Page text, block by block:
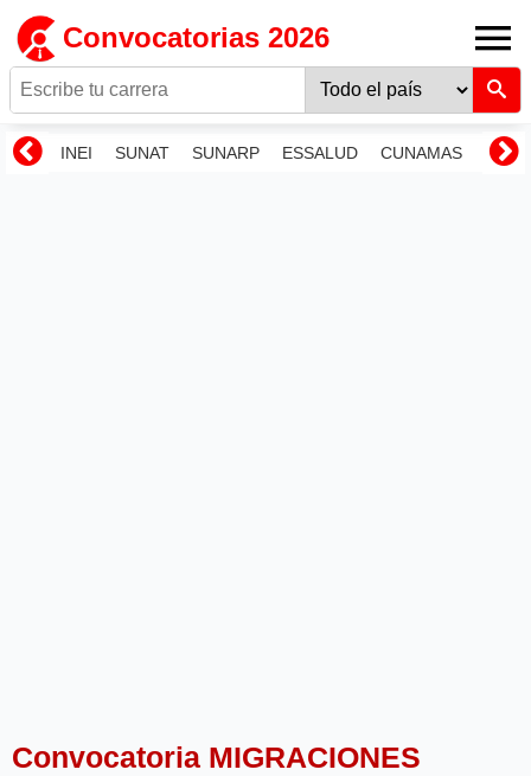
Convocatorias 2026
INEI SUNAT SUNARP ESSALUD CUNAMAS
Convocatoria MIGRACIONES